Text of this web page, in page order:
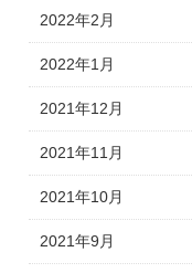
2022年2月
2022年1月
2021年12月
2021年11月
2021年10月
2021年9月